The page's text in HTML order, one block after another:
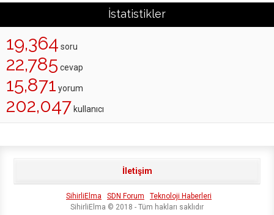
İstatistikler
19,364 soru
22,785 cevap
15,871 yorum
202,047 kullanıcı
İletişim
SihirliElma SDN Forum
Teknoloji Haberleri
SihirliElma © 2018 - Tüm hakları saklıdır